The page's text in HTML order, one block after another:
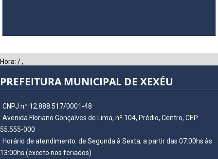
Hora: /,
PREFEITURA MUNICIPAL DE XEXÉU
CNPJ nº 12.888.517/0001-48
Avenida Floriano Gonçalves de Lima, nº 104, Prédio, Centro, CEP
55.555-000
Horário de atendimento: de Segunda à Sexta, a partir das 07:00hs às
13:00hs (exceto nos feriados)